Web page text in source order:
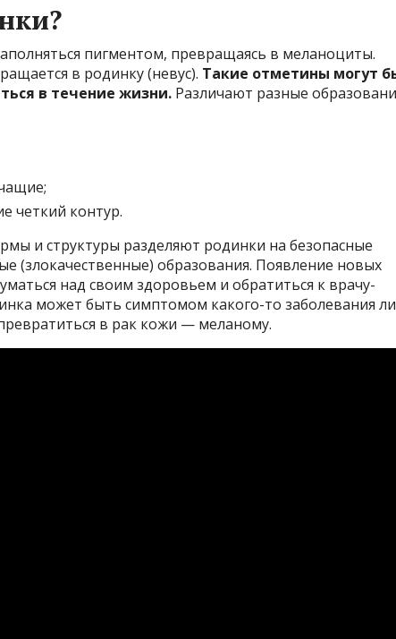
пигментом, превращаясь в меланоциты.
в родинку (невус). Такие отметины могут
в течение жизни. Различают разные
четкий контур.
и структуры разделяют родинки на безопасные
(злокачественные) образования. Появление новых
над своим здоровьем и обратиться к врачу-
может быть симптомом какого-то заболевания
в рак кожи — меланому.